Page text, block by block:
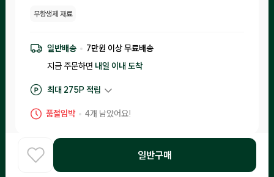
무항생제 재료
일반배송 7만원 이상 무료배송
지금 주문하면 내일 이내 도착
최대275P 적립
후기 작성 시 최대275P 적립
품절임박 4개 남았어요!
주토피아프레시 소비 보장제
홈
일반구매